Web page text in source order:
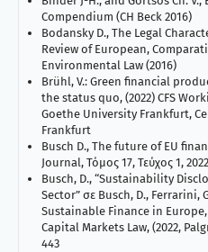
Compendium (CH Beck 2016)
Bodansky D., The Legal
Review of European,
Environmental Law (2016)
Brühl, V.: Green financial
the status quo, (2022) CFS
Goethe University Frankfurt,
Frankfurt
Busch D., The future of EU
Journal, Τόμος 17, Τεύχος 1,
Busch, D., “Sustainability
Sector” σε Busch, D., Ferrarini,
Sustainable Finance in
Capital Markets Law, (2022,
443